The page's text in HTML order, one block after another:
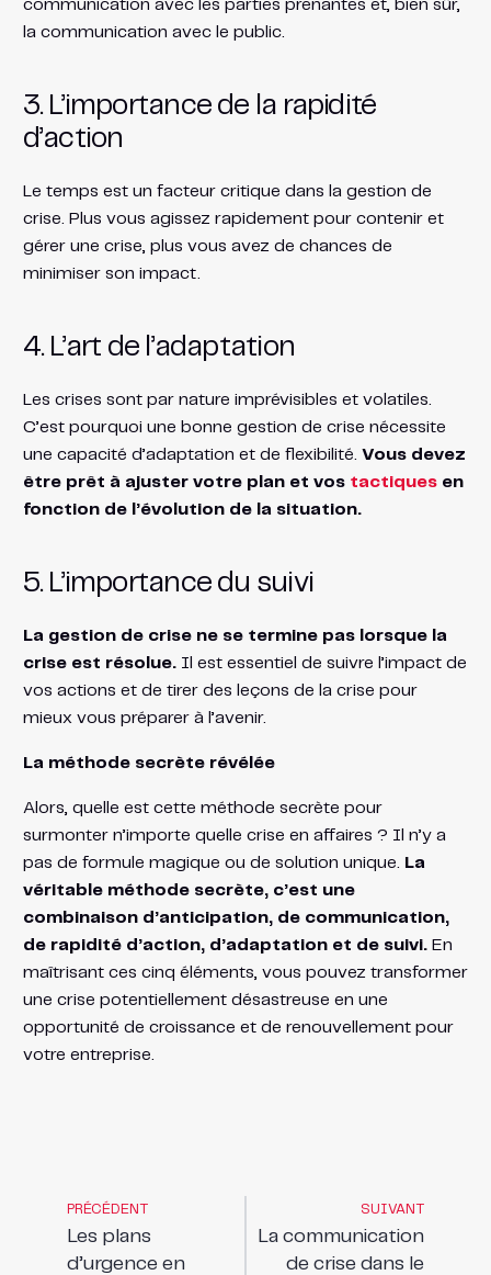
communication avec les parties prenantes et, bien sûr,
la communication avec le public.
3. L’importance de la rapidité
d’action
Le temps est un facteur critique dans la gestion de
crise. Plus vous agissez rapidement pour contenir et
gérer une crise, plus vous avez de chances de
minimiser son impact.
4. L’art de l’adaptation
Les crises sont par nature imprévisibles et volatiles.
C’est pourquoi une bonne gestion de crise nécessite
une capacité d’adaptation et de flexibilité. Vous devez
être prêt à ajuster votre plan et vos tactiquesen
fonction de l’évolution de la situation.
5. L’importance du suivi
La gestion de crise ne se termine pas lorsque la
crise est résolue.Il est essentiel de suivre l’impact de
vos actions et de tirer des leçons de la crise pour
mieux vous préparer à l’avenir.
La méthode secrète révélée
Alors, quelle est cette méthode secrète pour
surmonter n’importe quelle crise en affaires ? Il n’y a
pas de formule magique ou de solution unique. La
véritable méthode secrète, c’est une
combinaison d’anticipation, de communication,
de rapidité d’action, d’adaptation et de suivi.En
maîtrisant ces cinq éléments, vous pouvez transformer
une crise potentiellement désastreuse en une
opportunité de croissance et de renouvellement pour
votre entreprise.
PRÉCÉDENT
Les plans
d’urgence en
SUIVANT
La communication
de crise dans le